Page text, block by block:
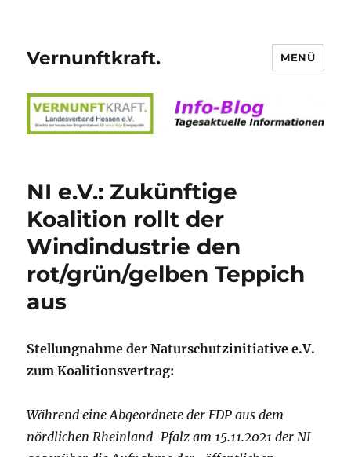
Vernunftkraft. MENÜ
NI e.V.: Zukünftige
Koalition rollt der
Windindustrie den
rot/grün/gelben Teppich
aus
Stellungnahme der Naturschutzinitiative e.V.
zum Koalitionsvertrag:
Während eine Abgeordnete der FDP aus dem
nördlichen Rheinland-Pfalz am 15.11.2021 der NI